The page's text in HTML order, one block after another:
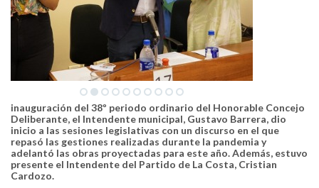
inauguración del 38º periodo ordinario del Honorable Concejo
Deliberante, el Intendente municipal, Gustavo Barrera, dio
inicio a las sesiones legislativas con un discurso en el que
repasó las gestiones realizadas durante la pandemia y
adelantó las obras proyectadas para este año. Además, estuvo
presente el Intendente del Partido de La Costa, Cristian
Cardozo.